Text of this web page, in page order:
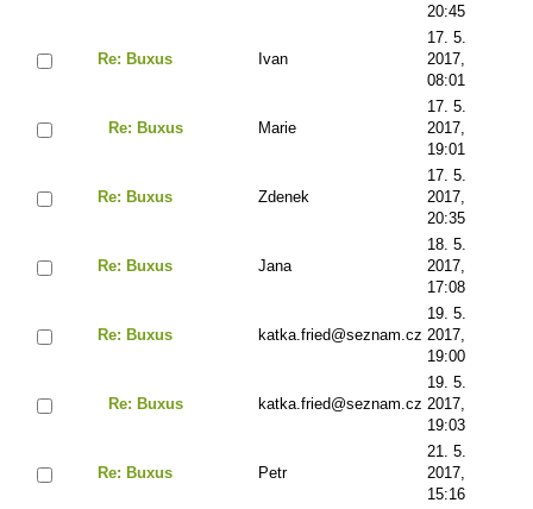
20:45
Re: Buxus Ivan
17. 5.
2017,
08:01
Re: Buxus Marie
17. 5.
2017,
19:01
Re: Buxus Zdenek
17. 5.
2017,
20:35
Re: Buxus Jana
18. 5.
2017,
17:08
Re: Buxus katka.fried@seznam.cz
19. 5.
2017,
19:00
Re: Buxus katka.fried@seznam.cz
19. 5.
2017,
19:03
Re: Buxus Petr
21. 5.
2017,
15:16